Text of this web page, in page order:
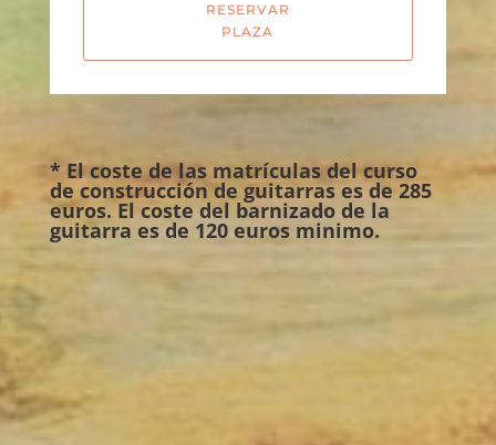
RESERVAR
PLAZA
* El coste de las matrículas del curso
de construcción de guitarras es de 285
euros. El coste del barnizado de la
guitarra es de 120 euros minimo.